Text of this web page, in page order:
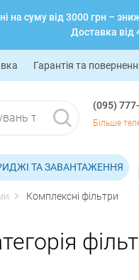
на суму від 3000 грн –
Доставка від
Гарантія та
(095)
Більше
ТА ЗАВАНТАЖЕННЯ
Комплексні фільтри